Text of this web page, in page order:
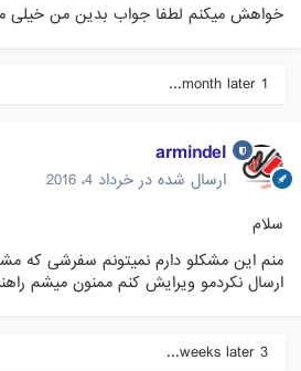
خواهش میکنم لطفا جواب بدین من خیلی
armindel
ارسال شده در خرداد 4، 2016
سلام
منم این مشکلو دارم نمیتونم سفرشی که
ارسال نکردمو ویرایش کنم ممنون میشم
3 weeks later...